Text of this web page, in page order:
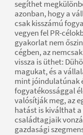
segíthet
azonban, hogy a
csak kisszámú
vegyen fel PR-
gyakorlat nem
cégben, az
vissza is üthet:
magukat, és a
mint jóindulatúnak
fogyatékossággal
valósítják meg, az
hatást is kiválthat
családtagjaik
gazdasági